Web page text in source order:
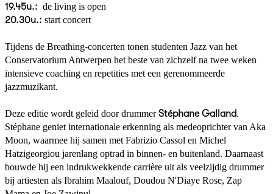
19.45u.: de living is open
20.30u.: start concert
Tijdens de Breathing-concerten tonen studenten Jazz van het
Conservatorium Antwerpen het beste van zichzelf na twee weken
intensieve coaching en repetities met een gerenommeerde
jazzmuzikant.
Deze editie wordt geleid door drummerStéphane Galland.
Stéphane geniet internationale erkenning als medeoprichter van Aka
Moon, waarmee hij samen met Fabrizio Cassol en Michel
Hatzigeorgiou jarenlang optrad in binnen- en buitenland. Daarnaast
bouwde hij een indrukwekkende carrière uit als veelzijdig drummer
bij artiesten als Ibrahim Maalouf, Doudou N'Diaye Rose, Zap